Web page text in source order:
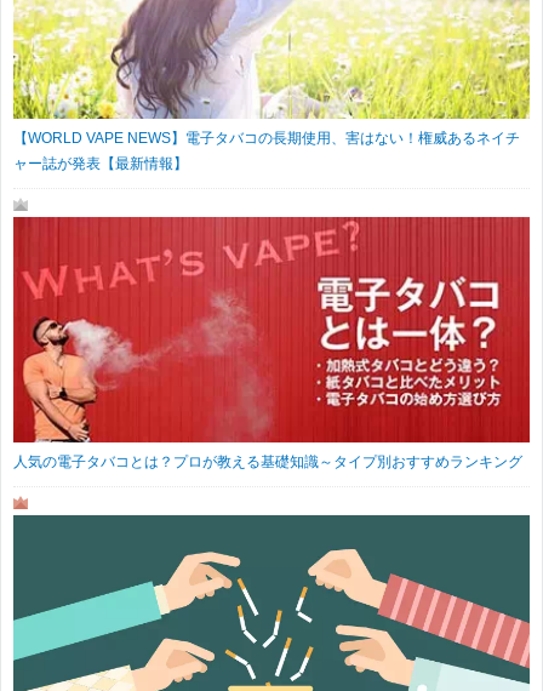
【WORLD VAPE NEWS】電子タバコの長期使用、害はない！権威あるネイチ
ャー誌が発表【最新情報】
人気の電子タバコとは？プロが教える基礎知識～タイプ別おすすめランキング